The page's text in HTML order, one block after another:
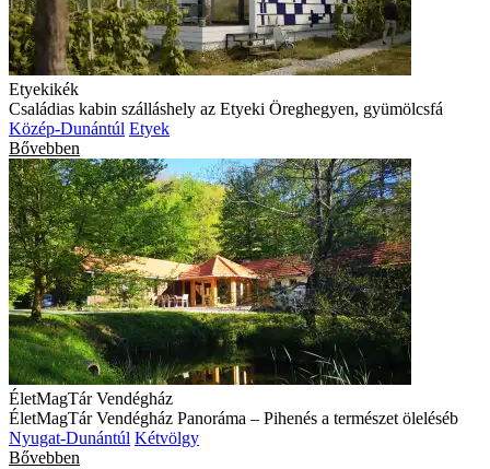
Etyekikék
Családias kabin szálláshely az Etyeki Öreghegyen, gyümölcsfá
Közép-Dunántúl Etyek
Bővebben
ÉletMagTár Vendégház
ÉletMagTár Vendégház Panoráma – Pihenés a természet öleléséb
Nyugat-Dunántúl Kétvölgy
Bővebben